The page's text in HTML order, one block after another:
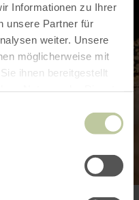
Informationen zu Ihrer
unsere Partner für
weiter. Unsere
möglicherweise mit
ihnen bereitgestellt